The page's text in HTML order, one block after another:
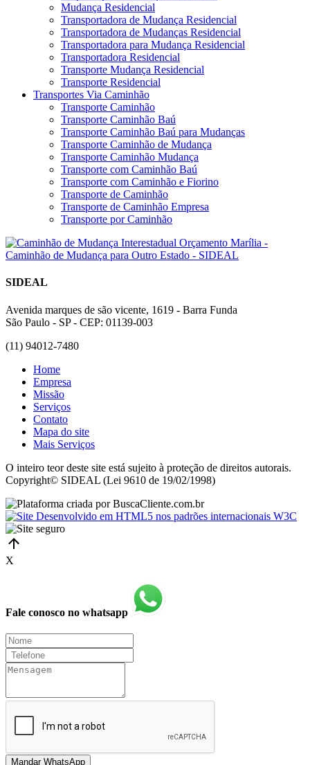
Mudança Residencial
Transportadora de Mudança Residencial
Transportadora de Mudanças Residencial
Transportadora para Mudança Residencial
Transportadora Residencial
Transporte Mudança Residencial
Transporte Residencial
Transportes Via Caminhão
Transporte Caminhão
Transporte Caminhão Baú
Transporte Caminhão Baú para Mudanças
Transporte Caminhão de Mudança
Transporte Caminhão Mudança
Transporte com Caminhão Baú
Transporte com Caminhão e Fiorino
Transporte de Caminhão
Transporte de Caminhão Empresa
Transporte por Caminhão
SIDEAL
Avenida marques de são vicente, 1619 - Barra Funda
São Paulo - SP - CEP: 01139-003
(11) 94012-7480
Home
Empresa
Missão
Serviços
Contato
Mapa do site
Mais Serviços
O inteiro teor deste site está sujeito à proteção de direitos autorais.
Copyright© SIDEAL (Lei 9610 de 19/02/1998)
X
Fale conosco no whatsapp
Mandar WhatsApp